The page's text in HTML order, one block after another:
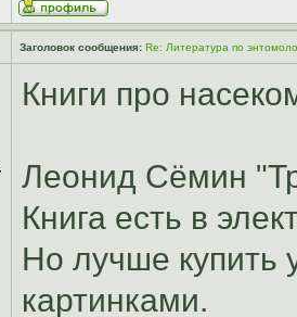
Заголовок сообщения: Re: Литература по
Книги про
Леонид Сёмин
Книга есть в
Но лучше купить
картинками.